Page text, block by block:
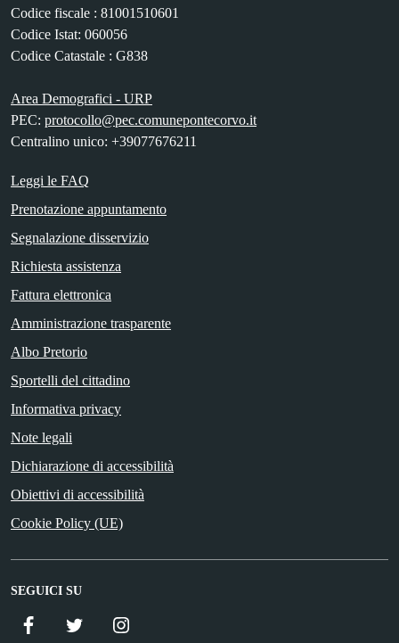
Codice fiscale : 81001510601
Codice Istat: 060056
Codice Catastale : G838
Area Demografici - URP
PEC: protocollo@pec.comunepontecorvo.it
Centralino unico: +39077676211
Leggi le FAQ
Prenotazione appuntamento
Segnalazione disservizio
Richiesta assistenza
Fattura elettronica
Amministrazione trasparente
Albo Pretorio
Sportelli del cittadino
Informativa privacy
Note legali
Dichiarazione di accessibilità
Obiettivi di accessibilità
Cookie Policy (UE)
SEGUICI SU
Facebook Twitter